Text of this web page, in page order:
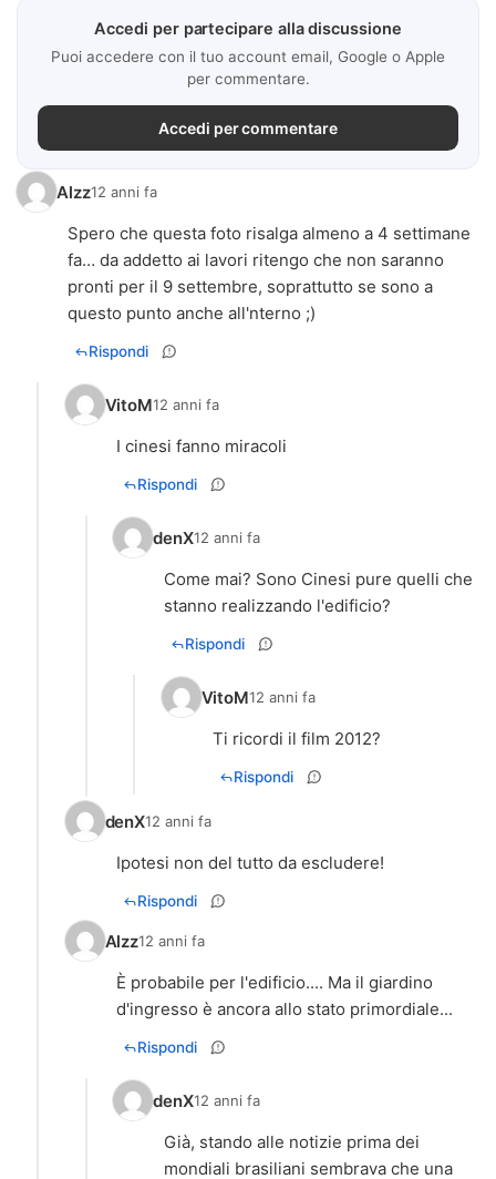
Accedi per partecipare alla discussione
Puoi accedere con il tuo account email, Google o Apple
per commentare.
Accedi per commentare
Alzz12 anni fa
Spero che questa foto risalga almeno a 4 settimane
fa… da addetto ai lavori ritengo che non saranno
pronti per il 9 settembre, soprattutto se sono a
questo punto anche all'nterno ;)
Rispondi
VitoM12 anni fa
I cinesi fanno miracoli
Rispondi
denX12 anni fa
Come mai? Sono Cinesi pure quelli che
stanno realizzando l'edificio?
Rispondi
VitoM12 anni fa
Ti ricordi il film 2012?
Rispondi
denX12 anni fa
Ipotesi non del tutto da escludere!
Rispondi
Alzz12 anni fa
È probabile per l'edificio.... Ma il giardino
d'ingresso è ancora allo stato primordiale...
Rispondi
denX12 anni fa
Già, stando alle notizie prima dei
mondiali brasiliani sembrava che una